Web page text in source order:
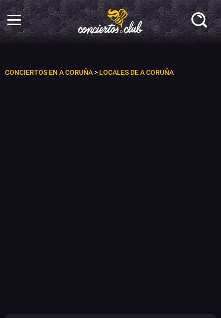
CONCIERTOS EN A CORUÑA> LOCALES DE A CORUÑA